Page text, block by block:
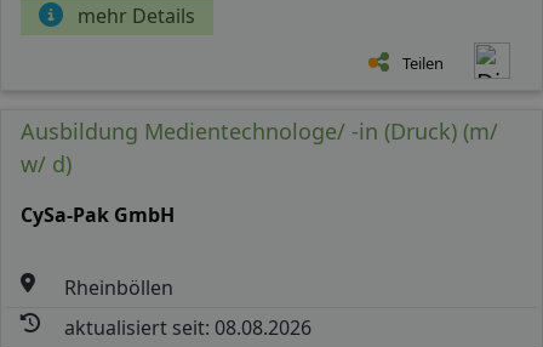
mehr Details
Teilen
Ausbildung Medientechnologe/ -in (Druck) (m/
w/ d)
CySa-Pak GmbH
Rheinböllen
aktualisiert seit: 08.08.2026